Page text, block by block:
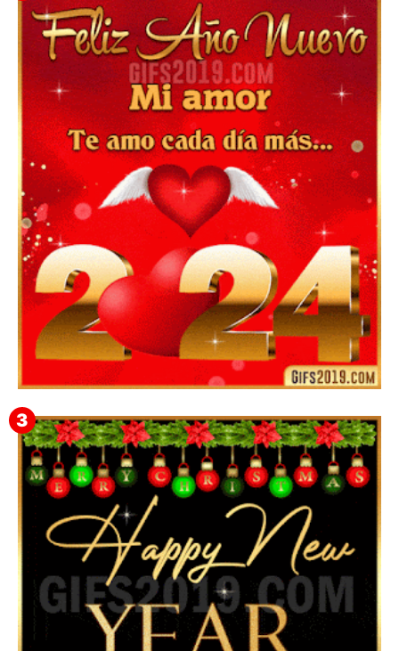
▷ Imágenes 2026 PNG sin Fondo y Transparentes en
3D 【DESCARGAR GRATIS】 ⬇️
Feliz Año Nuevo 2024 Mi Amor ❤️ Mensajes, Frases y
GIFs